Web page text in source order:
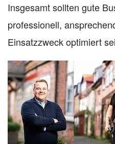
Insgesamt sollten gute
professionell,
Einsatzzweck optimiert